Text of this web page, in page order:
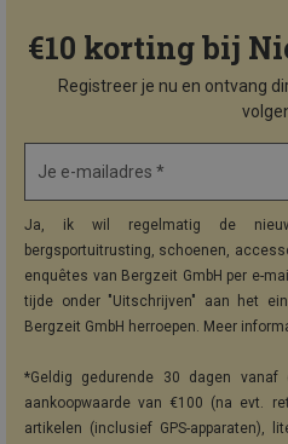
€10 korting bij
Registreer je nu en ontvang
Je e-mailadres *
Ja, ik wil regelmatig de
bergsportuitrusting, schoenen,
enquêtes van Bergzeit GmbH per e-
tijde onder "Uitschrijven" aan het
Bergzeit GmbH herroepen. Meer
*Geldig gedurende 30 dagen
aankoopwaarde van €100 (na evt.
artikelen (inclusief GPS-apparaten),